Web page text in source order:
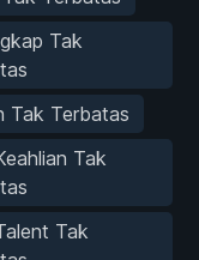
Tak
Tak Terbatas
Tak
Tak